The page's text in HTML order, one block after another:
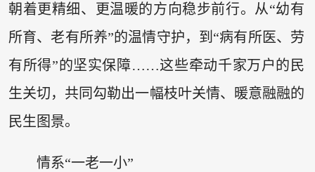
朝着更精细、更温暖的方向稳步前行。从“幼有
所育、老有所养”的温情守护，到“病有所医、劳
有所得”的坚实保障……这些牵动千家万户的民
生关切，共同勾勒出一幅枝叶关情、暖意融融的
民生图景。
情系“一老一小”